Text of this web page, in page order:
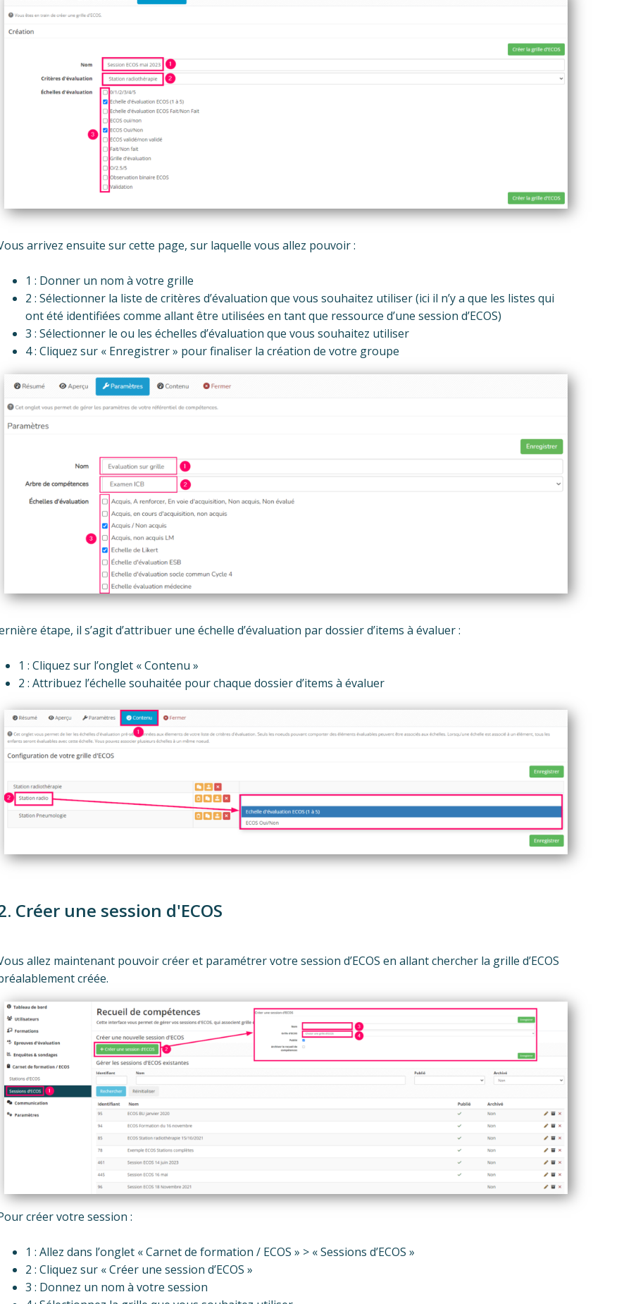
arrivez ensuite sur cette page, sur laquelle vous allez pouvoir :
1 : Donner un nom à votre grille
2 : Sélectionner la liste de critères d’évaluation que vous souhaitez utiliser (ici il n’y a que les listes qui
ont été identifiées comme allant être utilisées en tant que ressource d’une session d’ECOS)
3 : Sélectionner le ou les échelles d’évaluation que vous souhaitez utiliser
4 : Cliquez sur « Enregistrer » pour finaliser la création de votre groupe
étape, il s’agit d’attribuer une échelle d’évaluation par dossier d’items à évaluer :
1 : Cliquez sur l’onglet « Contenu »
2 : Attribuez l’échelle souhaitée pour chaque dossier d’items à évaluer
Créer une session d'ECOS
allez maintenant pouvoir créer et paramétrer votre session d’ECOS en allant chercher la grille d’ECOS
créée.
créer votre session :
1 : Allez dans l’onglet « Carnet de formation / ECOS » > « Sessions d’ECOS »
2 : Cliquez sur « Créer une session d’ECOS »
3 : Donnez un nom à votre session